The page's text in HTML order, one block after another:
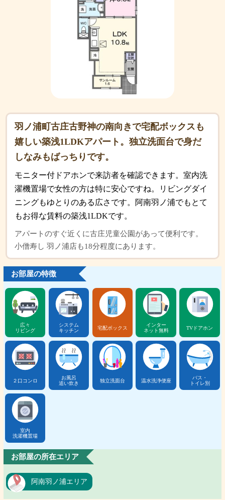
羽ノ浦町古庄古野神の南向きで宅配ボックスも
嬉しい築浅1LDKアパート。独立洗面台で身だ
しなみもばっちりです。
モニター付ドアホンで来訪者を確認できます。室内洗
濯機置場で女性の方は特に安心ですね。リビングダイ
ニングもゆとりのある広さです。阿南羽ノ浦でもとて
もお得な賃料の築浅1LDKです。
アパートのすぐ近くに古庄児童公園があって便利です。
小僧寿し 羽ノ浦店も18分程度にあります。
お部屋の特徴
広々
リビング
システム
キッチン
宅配ボックス
インター
ネット無料
TVドアホン
２口コンロ
お風呂
追い炊き
独立洗面台 温水洗浄便座
バス・
トイレ別
室内
洗濯機置場
お部屋の所在エリア
阿南羽ノ浦エリア